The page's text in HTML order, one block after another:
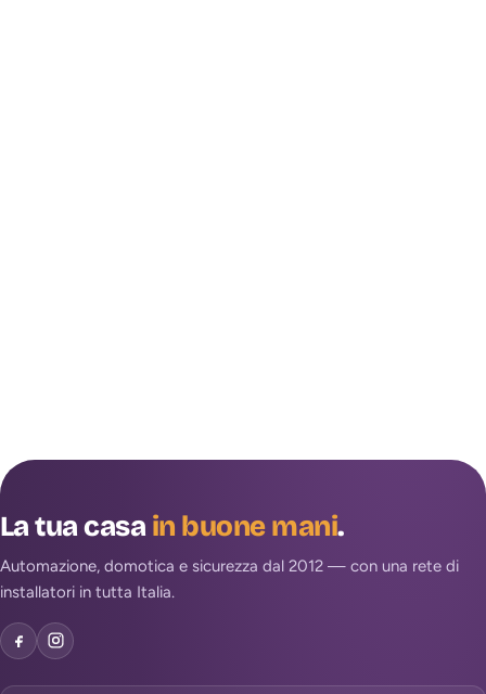
La tua casain buone mani.
Automazione, domotica e sicurezza dal 2012 — con una rete di
installatori in tutta Italia.